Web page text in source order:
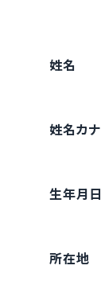
姓名
姓名カナ
生年月日
所在地